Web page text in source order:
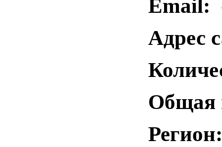
Email:
Адрес
Общая
Регион: